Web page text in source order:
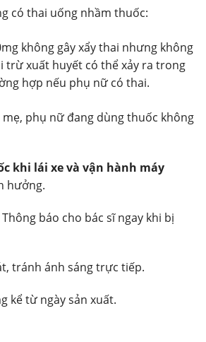
có thai uống nhầm thuốc:
không gây xẩy thai nhưng không
trừ xuất huyết có thể xảy ra trong
hợp nếu phụ nữ có thai.
phụ nữ đang dùng thuốc không
khi lái xe và vận hành máy
hưởng.
Thông báo cho bác sĩ ngay khi bị
tránh ánh sáng trực tiếp.
kể từ ngày sản xuất.